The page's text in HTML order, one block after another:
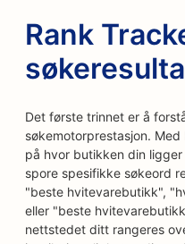
Rank
Det første trinnet er å
søkemotorprestasjon.
på hvor butikken din
spore spesifikke søkeord
"beste hvitevarebutikk",
eller "beste
nettstedet ditt rangeres